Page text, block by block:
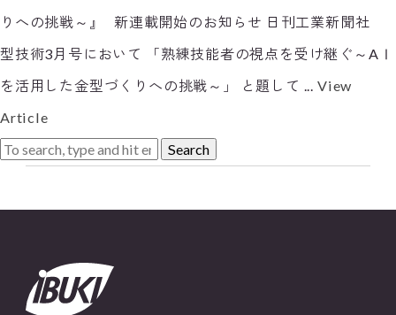
りへの挑戦～』 新連載開始のお知らせ 日刊工業新聞社
型技術3月号において 「熟練技能者の視点を受け継ぐ～AⅠ
を活用した金型づくりへの挑戦～」 と題して ... View
Article
Search